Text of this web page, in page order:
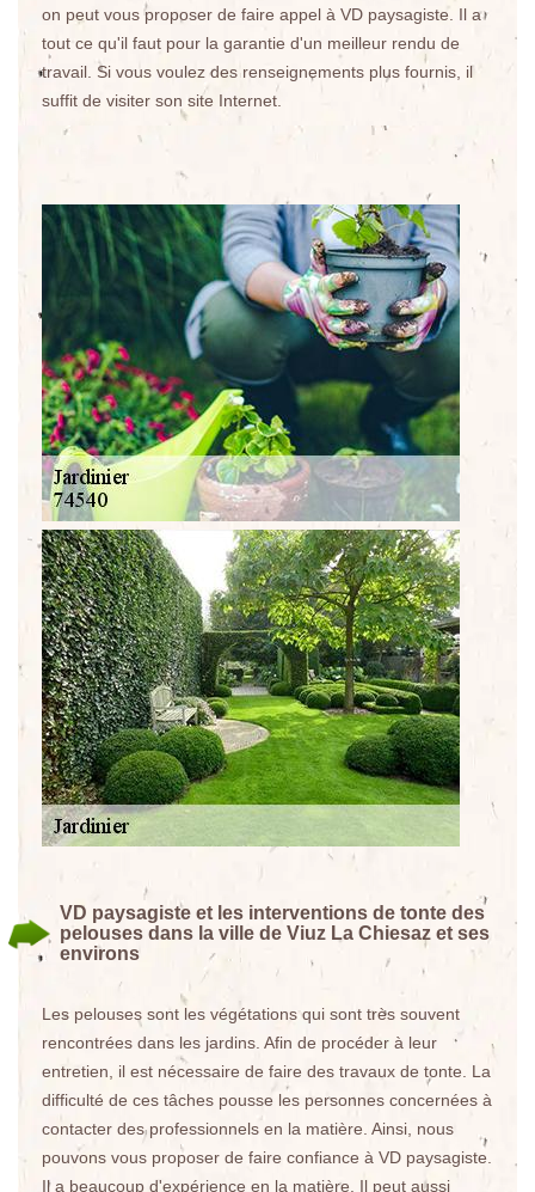
on peut vous proposer de faire appel à VD paysagiste. Il a
tout ce qu'il faut pour la garantie d'un meilleur rendu de
travail. Si vous voulez des renseignements plus fournis, il
suffit de visiter son site Internet.
VD paysagiste et les interventions de tonte des
pelouses dans la ville de Viuz La Chiesaz et ses
environs
Les pelouses sont les végétations qui sont très souvent
rencontrées dans les jardins. Afin de procéder à leur
entretien, il est nécessaire de faire des travaux de tonte. La
difficulté de ces tâches pousse les personnes concernées à
contacter des professionnels en la matière. Ainsi, nous
pouvons vous proposer de faire confiance à VD paysagiste.
Il a beaucoup d'expérience en la matière. Il peut aussi